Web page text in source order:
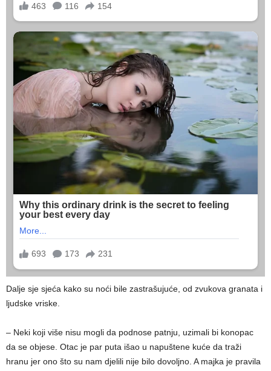
Dalje sje sjeća kako su noći bile zastrašujuće, od zvukova granata i
ljudske vriske.
– Neki koji više nisu mogli da podnose patnju, uzimali bi konopac
da se objese. Otac je par puta išao u napuštene kuće da traži
hranu jer ono što su nam djelili nije bilo dovoljno. A majka je pravila